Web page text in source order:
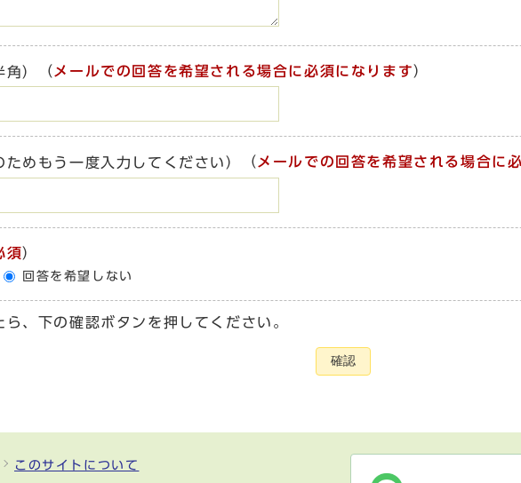
） （ メールでの回答を希望される場合に必須になります）
めもう一度入力してください） （ メールでの回答を希望される場合に
須）
回答を希望しない
、下の確認ボタンを押してください。
確認
このサイトについて